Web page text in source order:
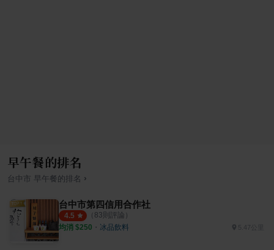
早午餐的排名
台中市 早午餐的排名 ›
台中市第四信用合作社
4.5 （ 83則評論）
均消 $250 ・ 冰品飲料 5.47公里